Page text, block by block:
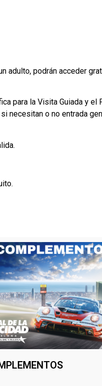
adulto, podrán acceder
para la Visita Guiada y el
necesitan o no entrada